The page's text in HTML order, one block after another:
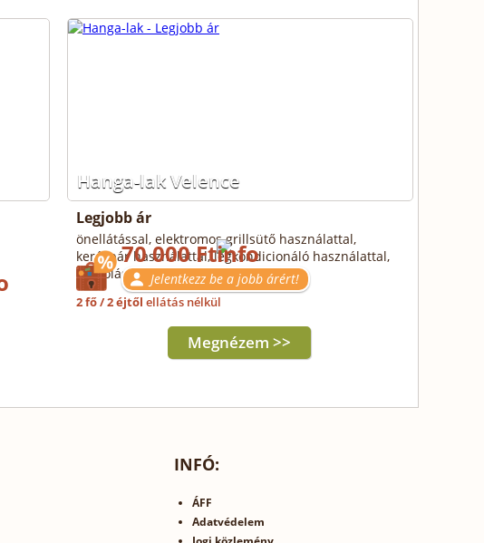
Hanga-lak Velence
Legjobb ár
önellátással, elektromos grillsütő használattal,
kerékpár használattal, légkondicionáló használattal,
parkolással
70 000 Ft
Jelentkezz be a jobb árért!
2 fő / 2 éjtől ellátás nélkül
Megnézem >>
INFÓ:
ÁFF
Adatvédelem